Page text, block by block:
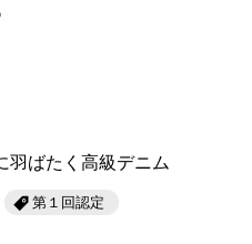
羽ばたく高級デニム
第１回認定